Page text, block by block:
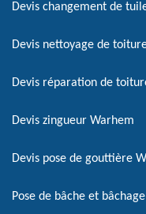
Devis changement de
Devis nettoyage de
Devis réparation de
Devis zingueur Warhem
Devis pose de gouttière
Pose de bâche et